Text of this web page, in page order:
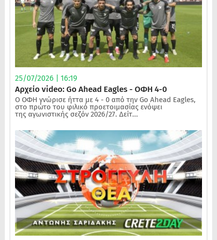
25/07/2026 | 16:19
Αρχείο video: Go Ahead Eagles - ΟΦΗ 4-0
Ο ΟΦΗ γνώρισε ήττα με 4 - 0 από την Go Ahead Eagles,
στο πρώτο του φιλικό προετοιμασίας ενόψει
της αγωνιστικής σεζόν 2026/27. Δείτ...